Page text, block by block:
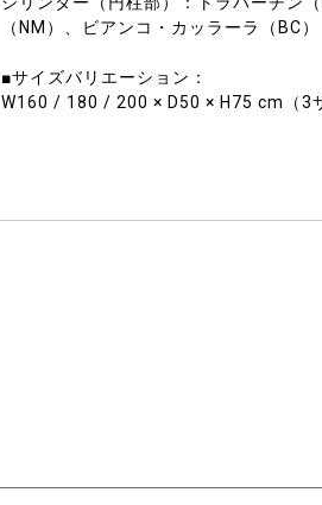
（NM）、ビアンコ・カッラーラ（BC）
■サイズバリエーション：
W160 / 180 / 200 × D50 × H75 cm（3